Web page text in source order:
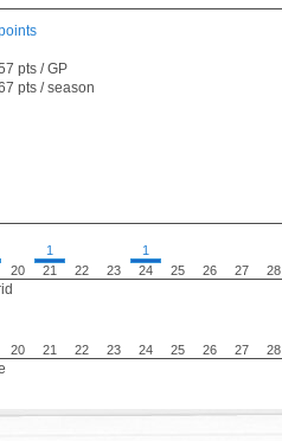
pts / GP
pts / season
20
1
21
22 23
1
24
25 26 27 28
20 21 22 23 24 25 26 27 28